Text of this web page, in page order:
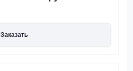
Заказать